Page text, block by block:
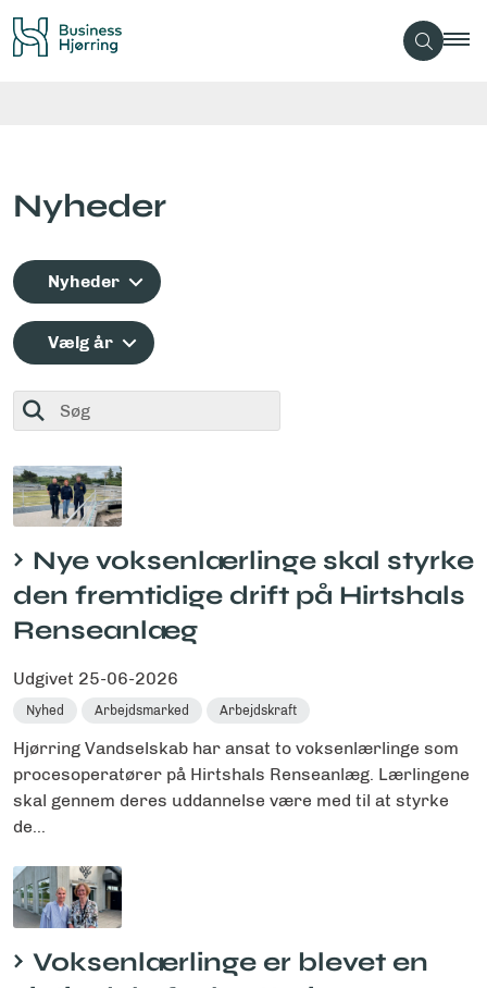
Nyheder
Nyheder
Vælg år
Nye voksenlærlinge skal styrke
den fremtidige drift på Hirtshals
Renseanlæg
Udgivet 25-06-2026
Nyhed Arbejdsmarked Arbejdskraft
Hjørring Vandselskab har ansat to voksenlærlinge som
procesoperatører på Hirtshals Renseanlæg. Lærlingene
skal gennem deres uddannelse være med til at styrke
de...
Voksenlærlinge er blevet en